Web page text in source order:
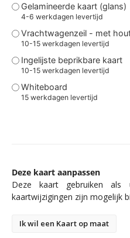
Gelamineerde kaart (glans)
4-6 werkdagen levertijd
Vrachtwagenzeil - met
10-15 werkdagen levertijd
Ingelijste beprikbare kaart
10-15 werkdagen levertijd
Whiteboard
15 werkdagen levertijd
Deze kaart aanpassen
Deze kaart gebruiken als
kaartwijzigingen zijn mogelijk
Ik wil een Kaart op maat